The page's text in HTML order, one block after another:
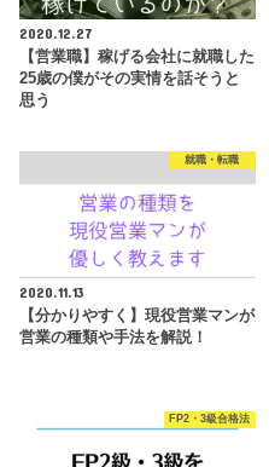
2020.12.27
【営業職】稼げる会社に就職した
25歳の僕がその実情を話そうと
思う
就職・転職
2020.11.13
【分かりやすく】現役営業マンが
営業の種類や手法を解説！
FP2・3級合格法